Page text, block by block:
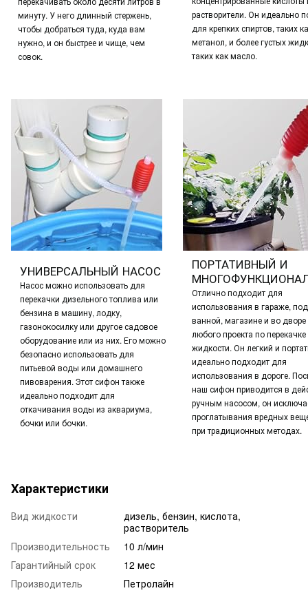
минуту. У него длинный стержень,
чтобы добраться туда, куда вам
нужно, и он быстрее и чище, чем
совок.
растворители. Он идеально
для крепких спиртов, таких
метанол, и более густых
таких как масло.
УНИВЕРСАЛЬНЫЙ НАСОС
Насос можно использовать для
перекачки дизельного топлива или
бензина в машину, лодку,
газонокосилку или другое садовое
оборудование или из них. Его можно
безопасно использовать для
питьевой воды или домашнего
пивоварения. Этот сифон также
идеально подходит для
откачивания воды из аквариума,
бочки или бочки.
ПОРТАТИВНЫЙ И
Отлично подходит для
использования в гараже,
ванной, магазине и во
любого проекта по перекачке
жидкости. Он легкий и
идеально подходит для
использования в дороге.
наш сифон приводится в
ручным насосом, он
проглатывания вредных
при традиционных методах.
Характеристики
Вид жидкости
дизель, бензин, кислота,
растворитель
Производительность
10 л/мин
Гарантийный срок
12 мес
Производитель
Петролайн